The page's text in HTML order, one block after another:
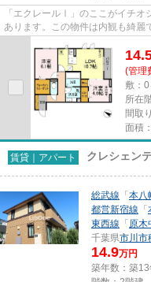
「エクレールⅠ」のここがイチ
あります。この物件は内観も綺麗
(管理
敷：
所在
間取
面積
賃貸｜アパート クレシェンテ
総武線 「 本八
都営新宿線 「
東西線 「 原木
千葉県市川市
14.9万円
築年数：築13